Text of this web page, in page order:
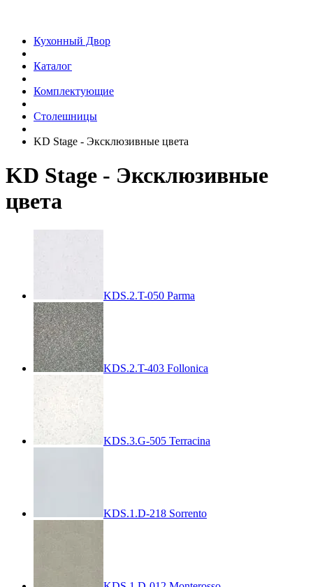
Кухонный Двор
Каталог
Комплектующие
Столешницы
KD Stage - Эксклюзивные цвета
KD Stage - Эксклюзивные
цвета
KDS.2.T-050 Parma
KDS.2.T-403 Follonica
KDS.3.G-505 Terracina
KDS.1.D-218 Sorrento